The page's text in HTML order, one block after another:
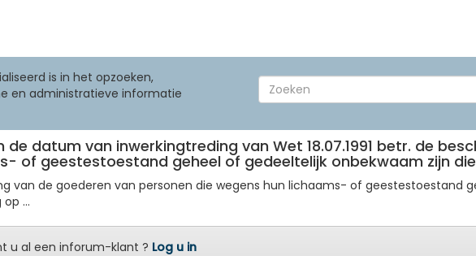
is in het opzoeken,
en administratieve informatie
de datum van inwerkingtreding van Wet 18.07.1991 betr. de
of geestestoestand geheel of gedeeltelijk onbekwaam zijn
van de goederen van personen die wegens hun lichaams- of geestestoestand
...
u al een inforum-klant ? Log u in